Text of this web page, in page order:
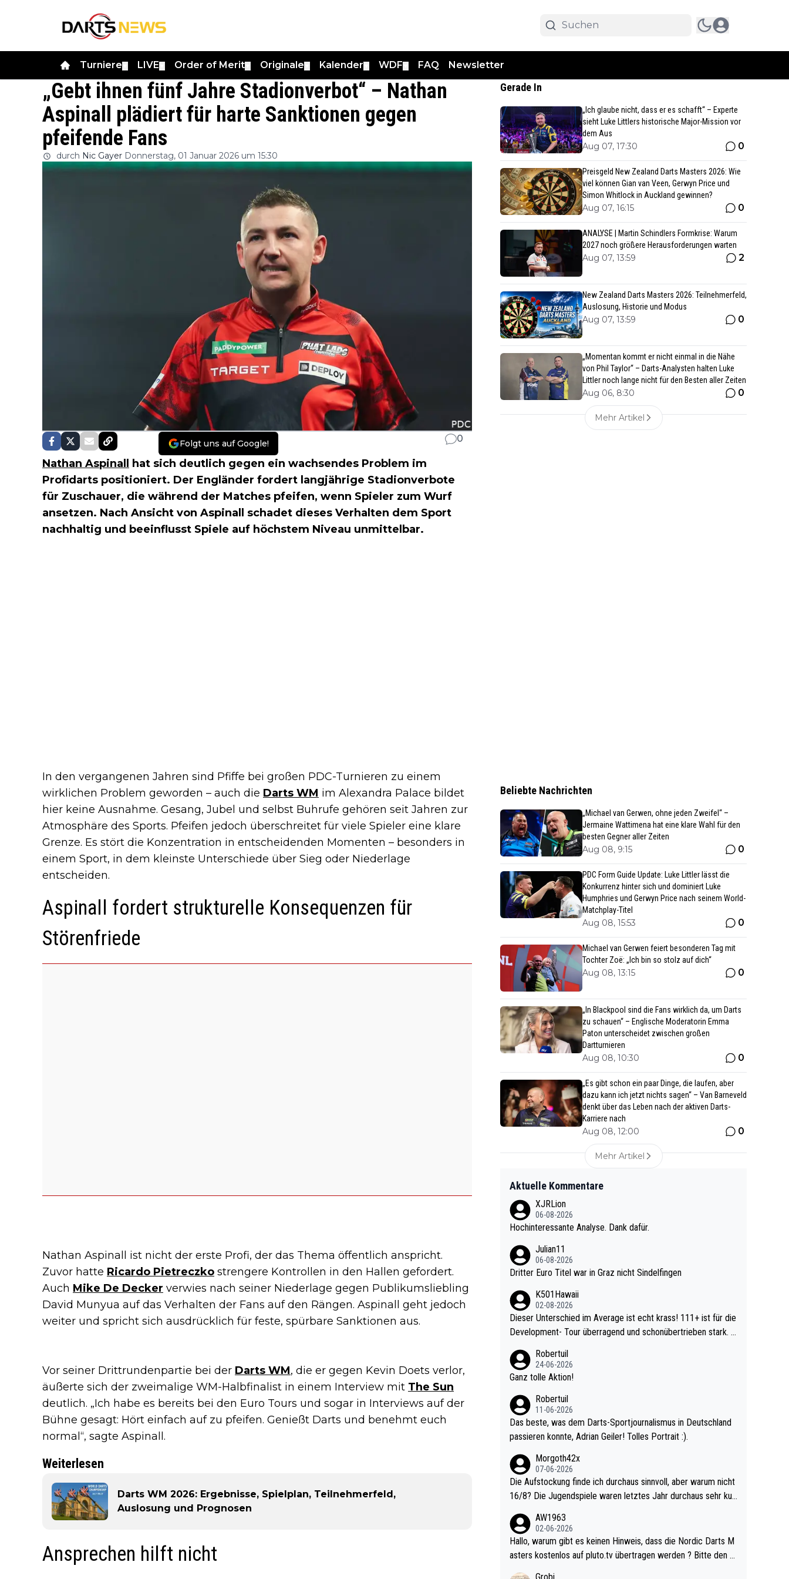
Turniere LIVE Order of Merit Originale Kalender WDF FAQ Newsletter
„Gebt ihnen fünf Jahre Stadionverbot“ – Nathan
Aspinall plädiert für harte Sanktionen gegen
pfeifende Fans
durch Nic Gayer Donnerstag, 01 Januar 2026 um 15:30
Folgt uns auf Google! 0
Nathan Aspinall
hat sich deutlich gegen ein wachsendes Problem im
Profidarts positioniert. Der Engländer fordert langjährige Stadionverbote
für Zuschauer, die während der Matches pfeifen, wenn Spieler zum Wurf
ansetzen. Nach Ansicht von Aspinall schadet dieses Verhalten dem Sport
nachhaltig und beeinflusst Spiele auf höchstem Niveau unmittelbar.
In den vergangenen Jahren sind Pfiffe bei großen PDC-Turnieren zu einem
wirklichen Problem geworden – auch die Darts WM im Alexandra Palace bildet
hier keine Ausnahme. Gesang, Jubel und selbst Buhrufe gehören seit Jahren zur
Atmosphäre des Sports. Pfeifen jedoch überschreitet für viele Spieler eine klare
Grenze. Es stört die Konzentration in entscheidenden Momenten – besonders in
einem Sport, in dem kleinste Unterschiede über Sieg oder Niederlage
entscheiden.
Aspinall fordert strukturelle Konsequenzen für
Störenfriede
Nathan Aspinall ist nicht der erste Profi, der das Thema öffentlich anspricht.
Zuvor hatte Ricardo Pietreczko strengere Kontrollen in den Hallen gefordert.
Auch Mike De Decker verwies nach seiner Niederlage gegen Publikumsliebling
David Munyua auf das Verhalten der Fans auf den Rängen. Aspinall geht jedoch
weiter und spricht sich ausdrücklich für feste, spürbare Sanktionen aus.
Vor seiner Drittrundenpartie bei der Darts WM, die er gegen Kevin Doets verlor,
äußerte sich der zweimalige WM-Halbfinalist in einem Interview mit The Sun
deutlich. „Ich habe es bereits bei den Euro Tours und sogar in Interviews auf der
Bühne gesagt: Hört einfach auf zu pfeifen. Genießt Darts und benehmt euch
normal“, sagte Aspinall.
Weiterlesen
Darts WM 2026: Ergebnisse, Spielplan, Teilnehmerfeld,
Auslosung und Prognosen
Ansprechen hilft nicht
Gerade In
„Ich glaube nicht, dass er es schafft“ – Experte
sieht Luke Littlers historische Major-Mission vor
dem Aus
Aug 07, 17:30 0
Preisgeld New Zealand Darts Masters 2026: Wie
viel können Gian van Veen, Gerwyn Price und
Simon Whitlock in Auckland gewinnen?
Aug 07, 16:15 0
ANALYSE | Martin Schindlers Formkrise: Warum
2027 noch größere Herausforderungen warten
Aug 07, 13:59 2
New Zealand Darts Masters 2026: Teilnehmerfeld,
Auslosung, Historie und Modus
Aug 07, 13:59 0
„Momentan kommt er nicht einmal in die Nähe
von Phil Taylor“ – Darts-Analysten halten Luke
Littler noch lange nicht für den Besten aller Zeiten
Aug 06, 8:30 0
Mehr Artikel
Beliebte Nachrichten
„Michael van Gerwen, ohne jeden Zweifel“ –
Jermaine Wattimena hat eine klare Wahl für den
besten Gegner aller Zeiten
Aug 08, 9:15 0
PDC Form Guide Update: Luke Littler lässt die
Konkurrenz hinter sich und dominiert Luke
Humphries und Gerwyn Price nach seinem World-
Matchplay-Titel
Aug 08, 15:53 0
Michael van Gerwen feiert besonderen Tag mit
Tochter Zoë: „Ich bin so stolz auf dich“
Aug 08, 13:15 0
„In Blackpool sind die Fans wirklich da, um Darts
zu schauen“ – Englische Moderatorin Emma
Paton unterscheidet zwischen großen
Dartturnieren
Aug 08, 10:30 0
„Es gibt schon ein paar Dinge, die laufen, aber
dazu kann ich jetzt nichts sagen“ – Van Barneveld
denkt über das Leben nach der aktiven Darts-
Karriere nach
Aug 08, 12:00 0
Mehr Artikel
Aktuelle Kommentare
XJRLion
06-08-2026
Hochinteressante Analyse. Dank dafür.
Julian11
06-08-2026
Dritter Euro Titel war in Graz nicht Sindelfingen
K501Hawaii
02-08-2026
Dieser Unterschied im Average ist echt krass! 111+ ist für die
Development- Tour überragend und schonübertrieben stark. U
e mal 40+ erst recht. Da gewinnst keinen Blumentopf - ist ja n
och krasser wie ein Pokalspiel eines Kreisligisten vs einem Bu
Robertuil
24-06-2026
Ganz tolle Aktion!
Robertuil
11-06-2026
Das beste, was dem Darts-Sportjournalismus in Deutschland
passieren konnte, Adrian Geiler! Tolles Portrait :).
Morgoth42x
07-06-2026
Die Aufstockung finde ich durchaus sinnvoll, aber warum nicht
16/8? Die Jugendspiele waren letztes Jahr durchaus sehr kur
l. Allerdings ist Mitchell Lawrie als Nummer 1 der Welt eh quali
fiziert. Somit ändert die automatische Qualifikation des Weltm
eisters erstmal nichts. Ich denke sie wollen damit für nächste
AW1963
02-06-2026
Hallo, warum gibt es keinen Hinweis, dass die Nordic Darts M
asters kostenlos auf pluto.tv übertragen werden ? Bitte den A